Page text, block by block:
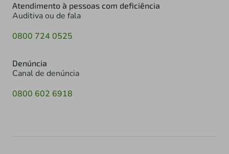
Atendimento à pessoas com deficiência
Auditiva ou de fala
0800 724 0525
Denúncia
Canal de denúncia
0800 602 6918